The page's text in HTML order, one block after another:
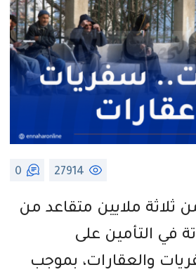
27914
0
ثلاثة ملايين متقاعد من
في التأمين على
والعقارات، بموجب